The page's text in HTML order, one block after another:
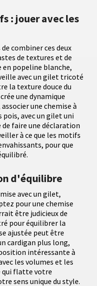
: jouer avec les
combiner ces deux
de textures et de
en popeline blanche,
avec un gilet tricoté
la texture douce du
une dynamique
une chemise à
pois, avec un gilet uni
de faire une déclaration
à ce que les motifs
pour que
d'équilibre
avec un gilet,
pour une chemise
être judicieux de
pour équilibrer la
ajustée peut être
cardigan plus long,
intéressante à
les volumes et les
qui flatte votre
sens unique du style.